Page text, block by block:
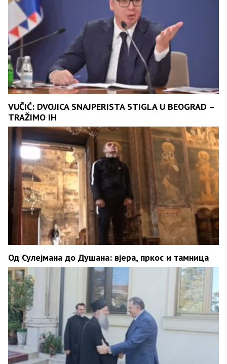
VUČIĆ: DVOJICA SNAJPERISTA STIGLA U BEOGRAD –
TRAŽIMO IH
Од Сулејмана до Душана: вјера, пркос и тамница